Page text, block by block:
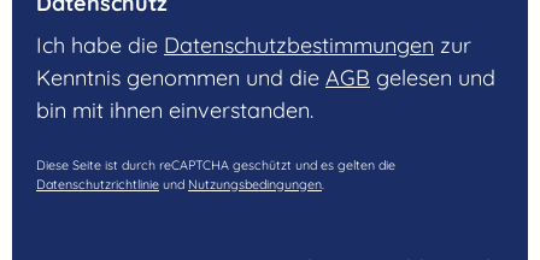
Ich habe die Datenschutzbestimmungen zur
Kenntnis genommen und die AGB gelesen und
bin mit ihnen einverstanden.
Diese Seite ist durch reCAPTCHA geschützt und es gelten die
Datenschutzrichtlinie und Nutzungsbedingungen.